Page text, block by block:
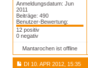
Anmeldungsdatum: Jun
2011
Beiträge: 490
Benutzer-Bewertung:
12 positiv
0 negativ
Mantarochen ist offline
DI 10. APR 2012, 15:35